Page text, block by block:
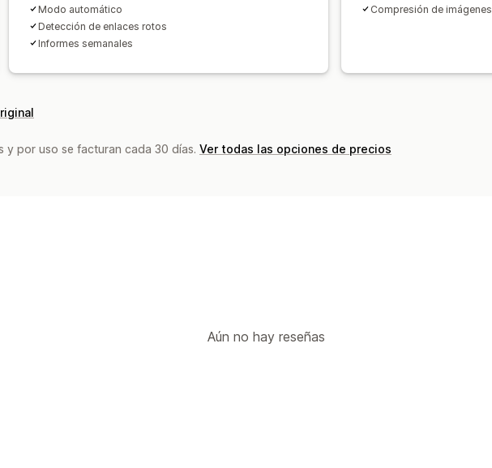
Modo automático
Detección de enlaces rotos
Informes semanales
Compresión de imágenes
y por uso se facturan cada 30 días. Ver todas las opciones de precios
Aún no hay reseñas